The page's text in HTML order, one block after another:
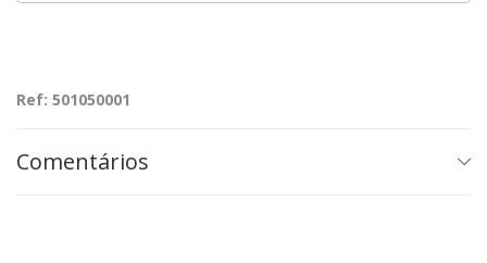
Ref: 501050001
Comentários